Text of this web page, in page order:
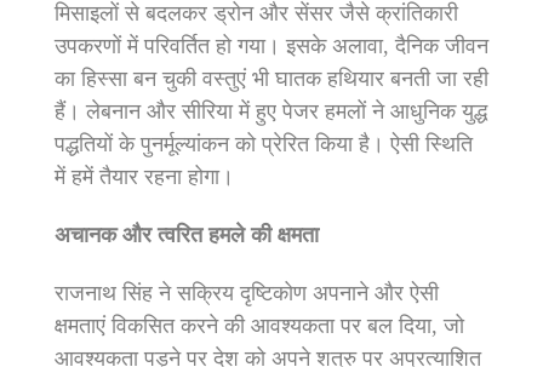
मिसाइलों से बदलकर ड्रोन और सेंसर जैसे क्रांतिकारी
उपकरणों में परिवर्तित हो गया। इसके अलावा, दैनिक जीवन
का हिस्सा बन चुकी वस्‍तुएं भी घातक हथियार बनती जा रही
हैं। लेबनान और सीरिया में हुए पेजर हमलों ने आधुनिक युद्ध
पद्धतियों के पुनर्मूल्यांकन को प्रेरित किया है। ऐसी स्थिति
में हमें तैयार रहना होगा।
अचानक और त्वरित हमले की क्षमता
राजनाथ सिंह ने सक्रिय दृष्टिकोण अपनाने और ऐसी
क्षमताएं विकसित करने की आवश्यकता पर बल दिया, जो
आवश्यकता पड़ने पर देश को अपने शत्रु पर अप्रत्याशित